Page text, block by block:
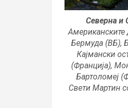
Северна и
Американските
Бермуда (ВБ),
Кајмански
(Франција),
Бартоломеј
Свети Мартин